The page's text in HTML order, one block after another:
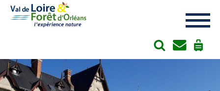
Cookies management panel